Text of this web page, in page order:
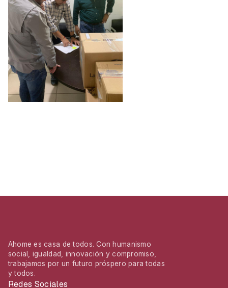
Ahome es casa de todos. Con humanismo
social, igualdad, innovación y compromiso,
trabajamos por un futuro próspero para todas
y todos.
Redes Sociales